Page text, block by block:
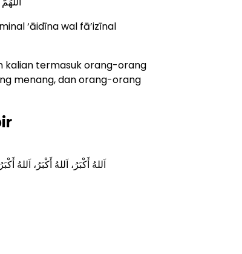
‘āidīna wal fā’izīnal
kalian termasuk orang-orang
menang, dan orang-orang
اَللهُ أَكْبَرُ، اَللهُ أَكْبَرُ، اَللهُ